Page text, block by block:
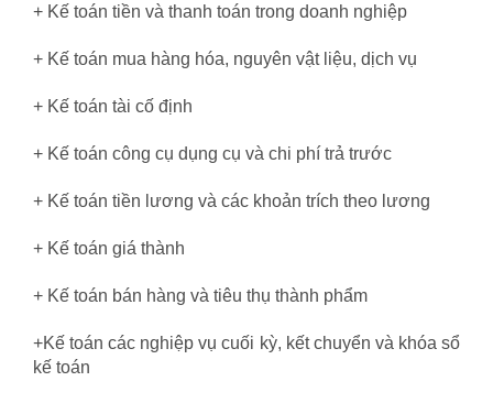
+ Kế toán tiền và thanh toán trong doanh nghiệp
+ Kế toán mua hàng hóa, nguyên vật liệu, dịch vụ
+ Kế toán tài cố định
+ Kế toán công cụ dụng cụ và chi phí trả trước
+ Kế toán tiền lương và các khoản trích theo lương
+ Kế toán giá thành
+ Kế toán bán hàng và tiêu thụ thành phẩm
+Kế toán các nghiệp vụ cuối kỳ, kết chuyển và khóa sổ
kế toán